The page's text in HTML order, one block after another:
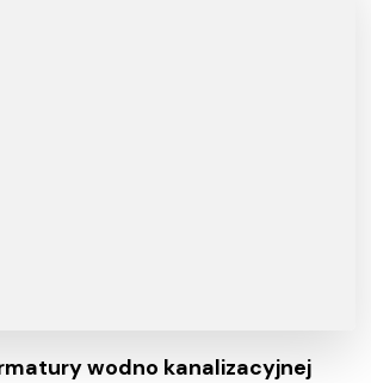
wodno kanalizacyjnej